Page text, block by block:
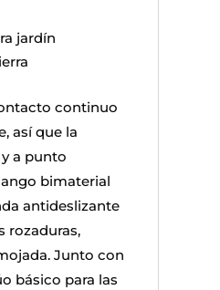
jardín
continuo
así que la
a punto
bimaterial
antideslizante
rozaduras,
Junto con
básico para las